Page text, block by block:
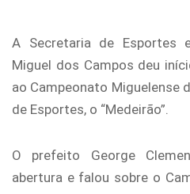
A Secretaria de Esportes
Miguel dos Campos deu
ao Campeonato Miguelense
de Esportes, o “Medeirão”.
O prefeito George
abertura e falou sobre o